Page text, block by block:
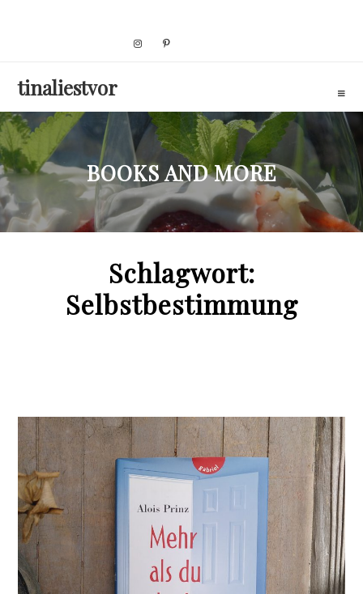
tinaliestvor
BOOKS AND MORE
Schlagwort:
Selbstbestimmung